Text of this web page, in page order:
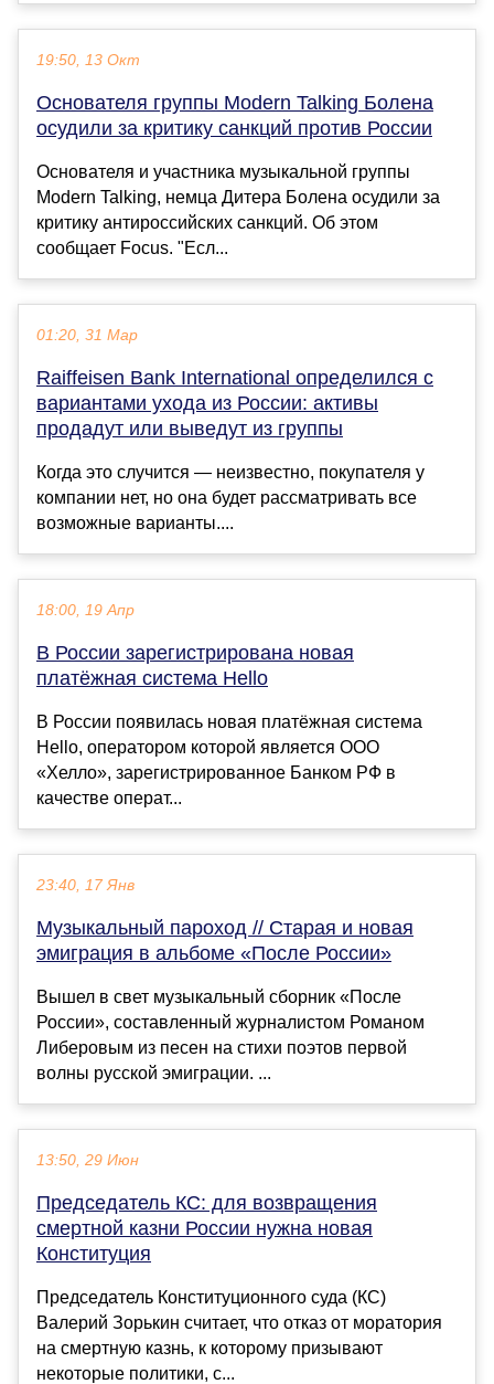
19:50, 13 Окт
Основателя группы Modern Talking Болена
осудили за критику санкций против России
Основателя и участника музыкальной группы
Modern Talking, немца Дитера Болена осудили за
критику антироссийских санкций. Об этом
сообщает Focus. "Есл...
01:20, 31 Мар
Raiffeisen Bank International определился с
вариантами ухода из России: активы
продадут или выведут из группы
Когда это случится — неизвестно, покупателя у
компании нет, но она будет рассматривать все
возможные варианты....
18:00, 19 Апр
В России зарегистрирована новая
платёжная система Hello
В России появилась новая платёжная система
Hello, оператором которой является ООО
«Хелло», зарегистрированное Банком РФ в
качестве операт...
23:40, 17 Янв
Музыкальный пароход // Старая и новая
эмиграция в альбоме «После России»
Вышел в свет музыкальный сборник «После
России», составленный журналистом Романом
Либеровым из песен на стихи поэтов первой
волны русской эмиграции. ...
13:50, 29 Июн
Председатель КС: для возвращения
смертной казни России нужна новая
Конституция
Председатель Конституционного суда (КС)
Валерий Зорькин считает, что отказ от моратория
на смертную казнь, к которому призывают
некоторые политики, с...